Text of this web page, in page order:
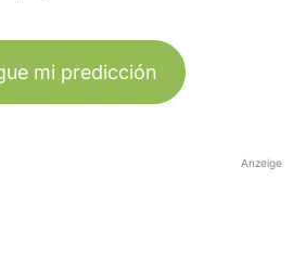
mi predicción
Anzeige